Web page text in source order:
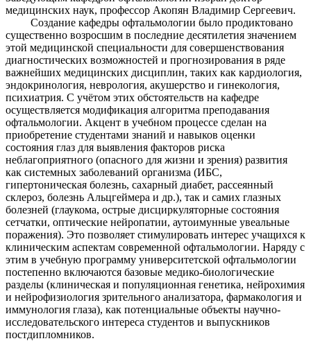
медицинских наук, профессор Акопян Владимир Сергеевич.
Создание кафедры офтальмологии было продиктовано
существенно возросшим в последние десятилетия значением
этой медицинской специальности для совершенствования
диагностических возможностей и прогнозирования в ряде
важнейших медицинских дисциплин, таких как кардиология,
эндокринология, неврология, акушерство и гинекология,
психиатрия. С учётом этих обстоятельств на кафедре
осуществляется модификация алгоритма преподавания
офтальмологии. Акцент в учебном процессе сделан на
приобретение студентами знаний и навыков оценки
состояния глаз для выявления факторов риска
неблагоприятного (опасного для жизни и зрения) развития
как системных заболеваний организма (ИБС,
гипертоническая болезнь, сахарный диабет, рассеянный
склероз, болезнь Альцгеймера и др.), так и самих глазных
болезней (глаукома, острые дисциркуляторные состояния
сетчатки, оптические нейропатии, аутоимунные увеальные
поражения). Это позволяет стимулировать интерес учащихся к
клиническим аспектам современной офтальмологии. Наряду с
этим в учебную программу университетской офтальмологии
постепенно включаются базовые медико-биологические
разделы (клиническая и популяционная генетика, нейрохимия
и нейрофизиология зрительного анализатора, фармакология и
иммунология глаза), как потенциальные объекты научно-
исследовательского интереса студентов и выпускников
постдипломников.